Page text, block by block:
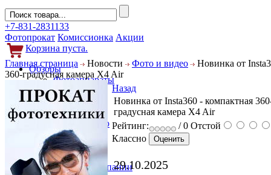
+7-831-2831133
Фотопрокат Комиссионка Акции
Корзина пуста.
Обзоры
Фотоаппараты
Объективы
Фильтры
Новости
Фото и видео
Гаджеты
Аксессуары
Слухи
Новости компании
Главная страница Новости Фото и видео
Новинка от
360-градусная камера X4 Air
Назад
Новинка от Insta360 - компактная
градусная камера X4 Air
Рейтинг:
/ 0 Отстой
Классно
29.10.2025